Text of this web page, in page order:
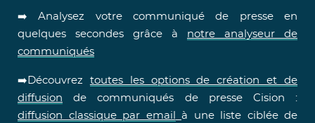
➡️ Analysez votre communiqué de presse en
quelques secondes grâce à notre analyseur de
communiqués
➡️Découvrez toutes les options de création et de
diffusion de communiqués de presse Cision :
diffusion classique par email
à une liste ciblée de